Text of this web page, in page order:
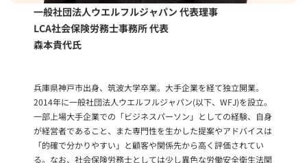
一般社団法人ウエルフルジャパン 代表理事
LCA社会保険労務士事務所 代表
森本貴代氏
兵庫県神戸市出身、筑波大学卒業。大手企業を経て独立開業。
2014年に一般社団法人ウエルフルジャパン(以下、WFJ)を設立。
一部上場大手企業での「ビジネスパーソン」としての経験、自身
が経営者であること、また専門性を生かした提案やアドバイスは
「的確で分かりやすい」と顧客や関係先から高く評価されてい
る。なお、社会保険労務士としては少し異色な労働安全衛生法関